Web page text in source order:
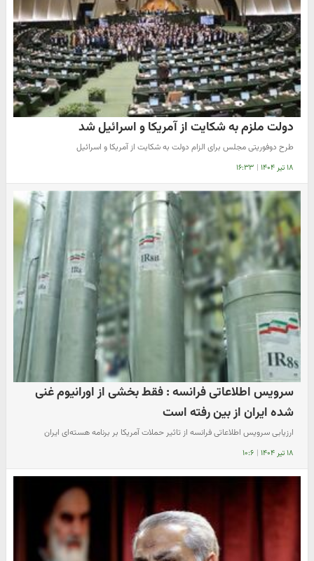
دولت ملزم به شکایت از آمریکا و اسرائیل شد
طرح دوفوریتی مجلس برای الزام دولت به شکایت از آمریکا و اسرائیل
۱۸ تیر ۱۴۰۴ | ۱۶:۳۳
سرویس اطلاعاتی فرانسه : فقط بخشی از اورانیوم غنی
شده ایران از بین رفته است
ارزیابی سرویس اطلاعاتی فرانسه از تاثیر حملات آمریکا بر برنامه‌ هسته‌ای ایران
۱۸ تیر ۱۴۰۴ | ۱۰:۶